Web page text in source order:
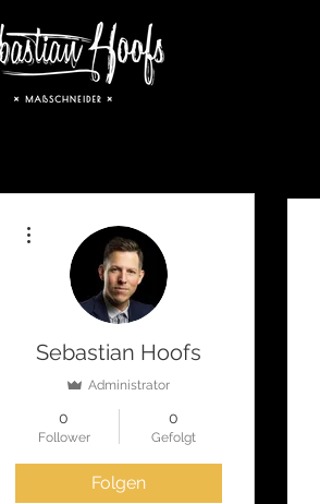
Sebastian Hoofs
Administrator
0
Follower
0
Gefolgt
Folgen